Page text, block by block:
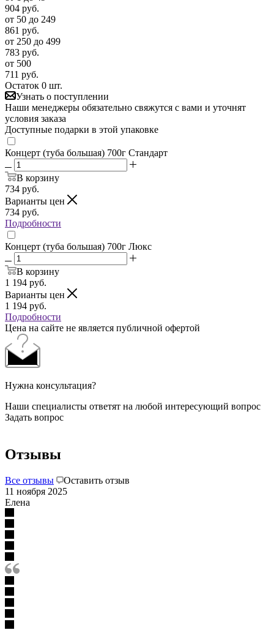
904 руб.
от 50 до 249
861 руб.
от 250 до 499
783 руб.
от 500
711 руб.
Остаток 0 шт.
Узнать о поступлении
Наши менеджеры обязательно свяжутся с вами и уточнят
условия заказа
Доступные подарки в этой упаковке
Концерт (туба большая) 700г Стандарт
В корзину
734 руб.
Варианты цен
734 руб.
Подробности
Концерт (туба большая) 700г Люкс
В корзину
1 194 руб.
Варианты цен
1 194 руб.
Подробности
Цена на сайте не является публичной офертой
Нужна консультация?
Наши специалисты ответят на любой интересующий вопрос
Задать вопрос
Отзывы
Все отзывы
Оставить отзыв
11 ноября 2025
Елена